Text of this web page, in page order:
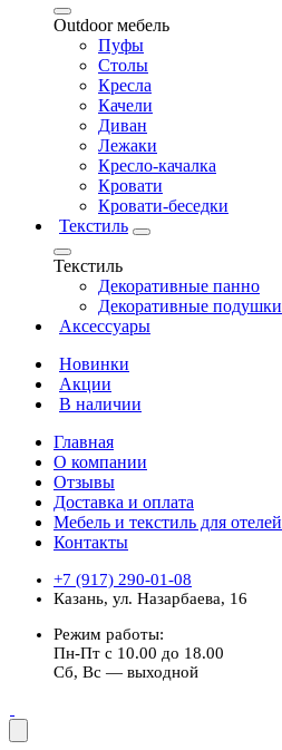
Outdoor мебель
Пуфы
Столы
Кресла
Качели
Диван
Лежаки
Кресло-качалка
Кровати
Кровати-беседки
Текстиль
Текстиль
Декоративные панно
Декоративные подушки
Аксессуары
Новинки
Акции
В наличии
Главная
О компании
Отзывы
Доставка и оплата
Мебель и текстиль для отелей
Контакты
+7 (917) 290-01-08
Казань, ул. Назарбаева, 16
Режим работы:
Пн-Пт с 10.00 до 18.00
Сб, Вс — выходной